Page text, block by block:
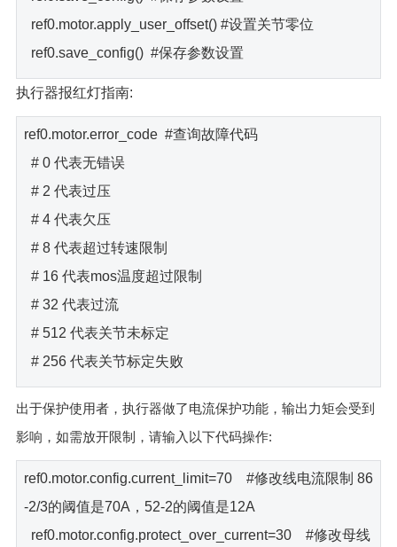
ref0.motor.apply_user_offset() #设置关节零位
ref0.save_config() #保存参数设置
执行器报红灯指南:
ref0.motor.error_code #查询故障代码
# 0 代表无错误
# 2 代表过压
# 4 代表欠压
# 8 代表超过转速限制
# 16 代表mos温度超过限制
# 32 代表过流
# 512 代表关节未标定
# 256 代表关节标定失败
出于保护使用者，执行器做了电流保护功能，输出力矩会受到
影响，如需放开限制，请输入以下代码操作:
ref0.motor.config.current_limit=70 #修改线电流限制 86
-2/3的阈值是70A，52-2的阈值是12A
ref0.motor.config.protect_over_current=30 #修改母线